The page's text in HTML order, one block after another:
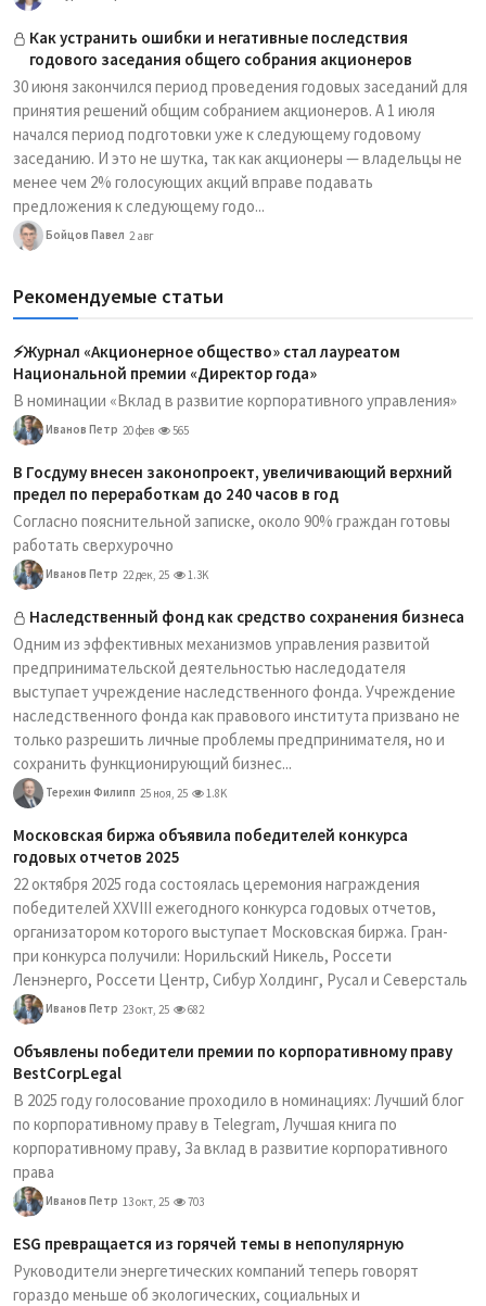
Как устранить ошибки и негативные последствия
годового заседания общего собрания акционеров
30 июня закончился период проведения годовых заседаний для
принятия решений общим собранием акционеров. А 1 июля
начался период подготовки уже к следующему годовому
заседанию. И это не шутка, так как акционеры — владельцы не
менее чем 2% голосующих акций вправе подавать
предложения к следующему годо...
Бойцов Павел 2 авг
Рекомендуемые статьи
⚡️Журнал «Акционерное общество» стал лауреатом
Национальной премии «Директор года»
В номинации «Вклад в развитие корпоративного управления»
Иванов Петр 20 фев 565
В Госдуму внесен законопроект, увеличивающий верхний
предел по переработкам до 240 часов в год
Согласно пояснительной записке, около 90% граждан готовы
работать сверхурочно
Иванов Петр 22 дек, 25 1.3K
Наследственный фонд как средство сохранения бизнеса
Одним из эффективных механизмов управления развитой
предпринимательской деятельностью наследодателя
выступает учреждение наследственного фонда. Учреждение
наследственного фонда как правового института призвано не
только разрешить личные проблемы предпринимателя, но и
сохранить функционирующий бизнес...
Терехин Филипп 25 ноя, 25 1.8K
Московская биржа объявила победителей конкурса
годовых отчетов 2025
22 октября 2025 года состоялась церемония награждения
победителей XXVIII ежегодного конкурса годовых отчетов,
организатором которого выступает Московская биржа. Гран-
при конкурса получили: Норильский Никель, Россети
Ленэнерго, Россети Центр, Сибур Холдинг, Русал и Северсталь
Иванов Петр 23 окт, 25 682
Объявлены победители премии по корпоративному праву
BestCorpLegal
В 2025 году голосование проходило в номинациях: Лучший блог
по корпоративному праву в Telegram, Лучшая книга по
корпоративному праву, За вклад в развитие корпоративного
права
Иванов Петр 13 окт, 25 703
ESG превращается из горячей темы в непопулярную
Руководители энергетических компаний теперь говорят
гораздо меньше об экологических, социальных и